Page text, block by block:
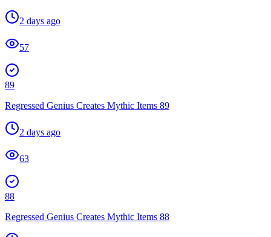
2 days ago
57
89
Regressed Genius Creates Mythic Items 89
2 days ago
63
88
Regressed Genius Creates Mythic Items 88